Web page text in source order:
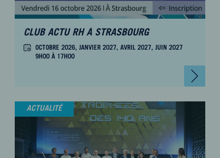
CLUB ACTU RH À STRASBOURG
OCTOBRE 2026, JANVIER 2027, AVRIL 2027, JUIN 2027
9H00 À 17H00
ACTUALITÉ